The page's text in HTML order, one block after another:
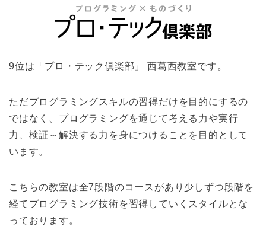
9位は「プロ・テック倶楽部」 西葛西教室です。
ただプログラミングスキルの習得だけを目的にするの
ではなく、プログラミングを通じて考える力や実行
力、検証～解決する力を身につけることを目的として
います。
こちらの教室は全7段階のコースがあり少しずつ段階を
経てプログラミング技術を習得していくスタイルとな
っております。